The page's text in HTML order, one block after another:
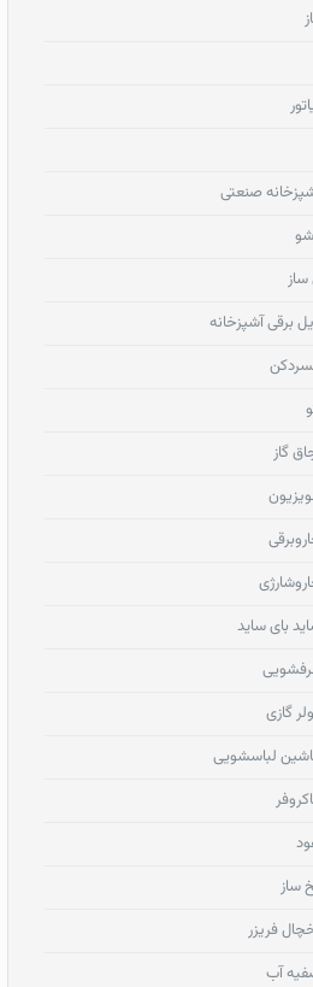
صنعتی
برقی آشپزخانه
گاز
بای ساید
گازی
لباسشویی
ساز
فریزر
آب